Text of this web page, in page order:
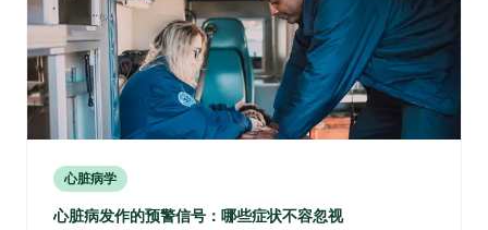
心脏病学
心脏病发作的预警信号：哪些症状不容忽视